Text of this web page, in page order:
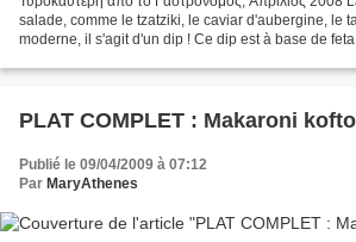
salade, comme le tzatziki, le caviar d'aubergine, le
moderne, il s'agit d'un dip ! Ce dip est à base de
PLAT COMPLET : Makaroni
Publié le 09/04/2009 à 07:12
Par MaryAthenes